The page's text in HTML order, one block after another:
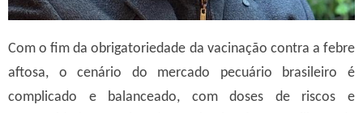
Com o fim da obrigatoriedade da vacinação contra a febre
aftosa, o cenário do mercado pecuário brasileiro é
complicado e balanceado, com doses de riscos e